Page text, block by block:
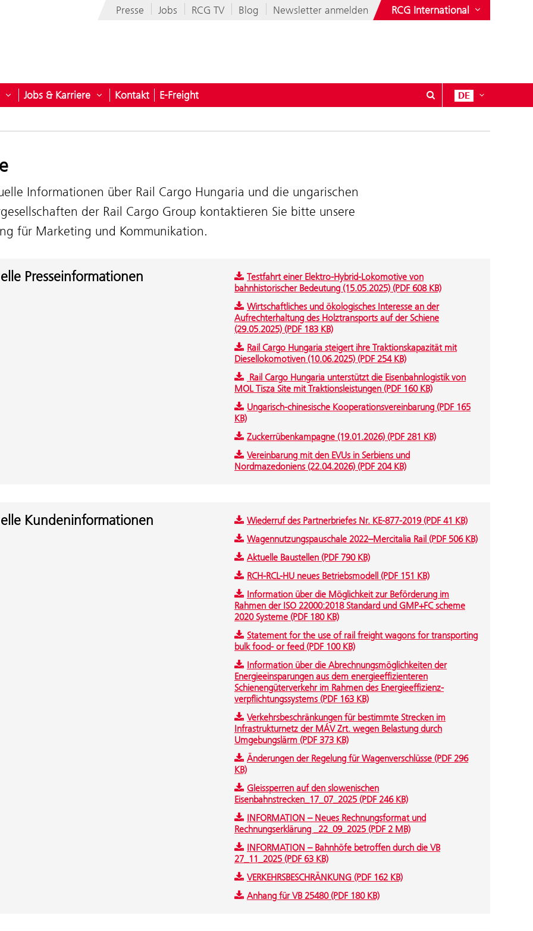
Presse Jobs RCG TV Blog Newsletter anmelden RCG International
für Branchen
Untermenü öffnen für Unternehmen
Jobs & Karriere Untermenü öffnen für Jobs & Karriere
Kontakt E-Freight DE
Informationen über Rail Cargo Hungaria und die ungarischen
der Rail Cargo Group kontaktieren Sie bitte unsere
für Marketing und Kommunikation.
Presseinformationen
Testfahrt einer Elektro-Hybrid-Lokomotive von
bahnhistorischer Bedeutung (15.05.2025) (PDF 608 KB)
Wirtschaftliches und ökologisches Interesse an der
Aufrechterhaltung des Holztransports auf der Schiene
(29.05.2025) (PDF 183 KB)
Rail Cargo Hungaria steigert ihre Traktionskapazität mit
Diesellokomotiven (10.06.2025) (PDF 254 KB)
Rail Cargo Hungaria unterstützt die Eisenbahnlogistik von
MOL Tisza Site mit Traktionsleistungen (PDF 160 KB)
Ungarisch-chinesische Kooperationsvereinbarung (PDF 165
KB)
Zuckerrübenkampagne (19.01.2026) (PDF 281 KB)
Vereinbarung mit den EVUs in Serbiens und
Nordmazedoniens (22.04.2026) (PDF 204 KB)
Kundeninformationen
Wiederruf des Partnerbriefes Nr. KE-877-2019 (PDF 41 KB)
Wagennutzungspauschale 2022–Mercitalia Rail (PDF 506 KB)
Aktuelle Baustellen (PDF 790 KB)
RCH-RCL-HU neues Betriebsmodell (PDF 151 KB)
Information über die Möglichkeit zur Beförderung im
Rahmen der ISO 22000:2018 Standard und GMP+FC scheme
2020 Systeme (PDF 180 KB)
Statement for the use of rail freight wagons for transporting
bulk food- or feed (PDF 100 KB)
Information über die Abrechnungsmöglichkeiten der
Energieeinsparungen aus dem energieeffizienteren
Schienengüterverkehr im Rahmen des Energieeffizienz-
verpflichtungssystems (PDF 163 KB)
Verkehrsbeschränkungen für bestimmte Strecken im
Infrastrukturnetz der MÁV Zrt. wegen Belastung durch
Umgebungslärm (PDF 373 KB)
Änderungen der Regelung für Wagenverschlüsse (PDF 296
KB)
Gleissperren auf den slowenischen
Eisenbahnstrecken_17_07_2025 (PDF 246 KB)
INFORMATION – Neues Rechnungsformat und
Rechnungserklärung _22_09_2025 (PDF 2 MB)
INFORMATION – Bahnhöfe betroffen durch die VB
27_11_2025 (PDF 63 KB)
VERKEHRSBESCHRÄNKUNG (PDF 162 KB)
Anhang für VB 25480 (PDF 180 KB)